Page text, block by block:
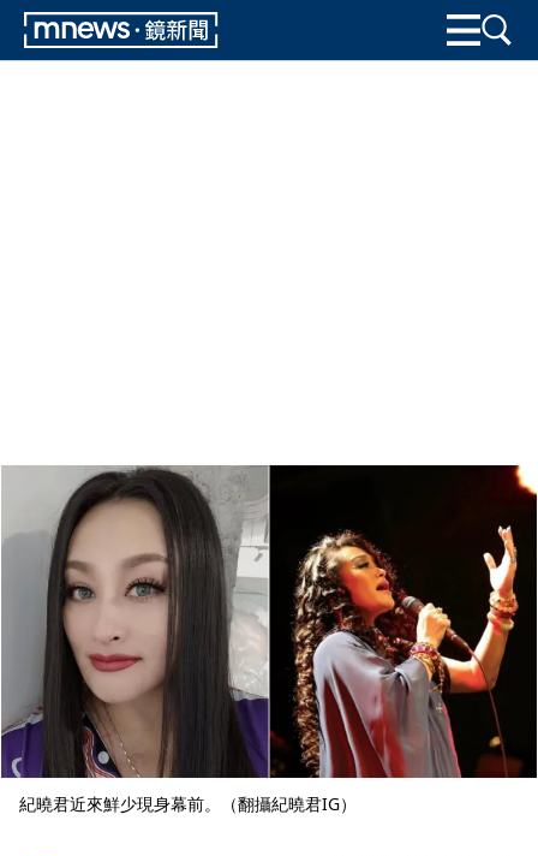
紀曉君近來鮮少現身幕前。（翻攝紀曉君IG）